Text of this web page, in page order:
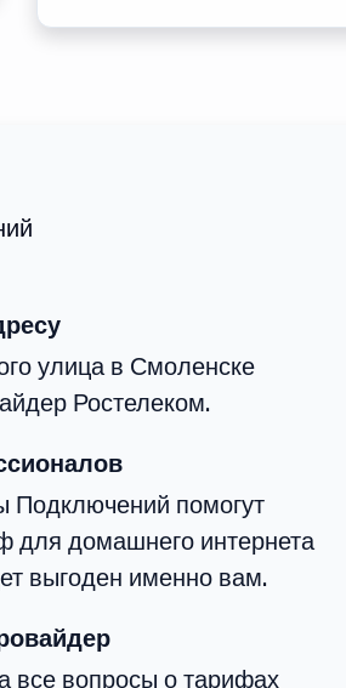
улица в Смоленске
Ростелеком.
помогут
для домашнего интернета
выгоден именно вам.
все вопросы о тарифах